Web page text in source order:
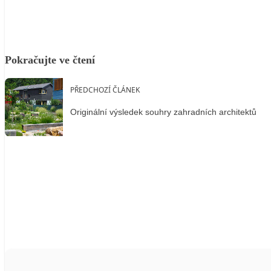
Pokračujte ve čtení
PŘEDCHOZÍ ČLÁNEK
Originální výsledek souhry zahradních architektů